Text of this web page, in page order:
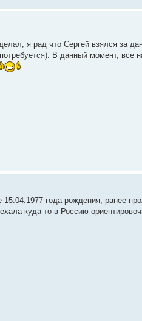
я рад что Сергей взялся за
В данный момент, все
15.04.1977 года рождения, ранее
куда-то в Россию